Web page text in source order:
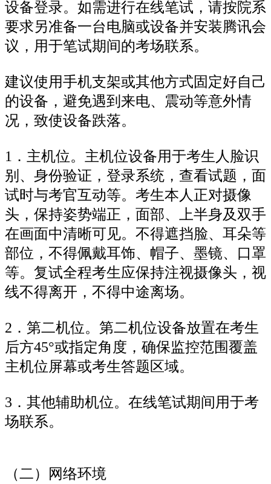
设备登录。如需进行在线笔试，请按院系
要求另准备一台电脑或设备并安装腾讯会
议，用于笔试期间的考场联系。
建议使用手机支架或其他方式固定好自己
的设备，避免遇到来电、震动等意外情
况，致使设备跌落。
1．主机位。主机位设备用于考生人脸识
别、身份验证，登录系统，查看试题，面
试时与考官互动等。考生本人正对摄像
头，保持姿势端正，面部、上半身及双手
在画面中清晰可见。不得遮挡脸、耳朵等
部位，不得佩戴耳饰、帽子、墨镜、口罩
等。复试全程考生应保持注视摄像头，视
线不得离开，不得中途离场。
2．第二机位。第二机位设备放置在考生
后方45°或指定角度，确保监控范围覆盖
主机位屏幕或考生答题区域。
3．其他辅助机位。在线笔试期间用于考
场联系。
（二）网络环境